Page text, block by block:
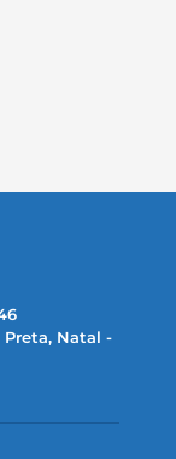
Preta, Natal -